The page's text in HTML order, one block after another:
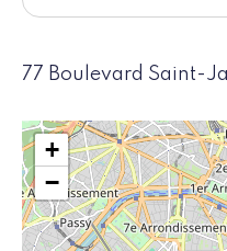
77 Boulevard Saint-
+
−